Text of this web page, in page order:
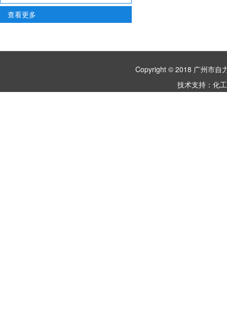
查看更多
Copyright © 2018 广州市
技术支持： 化